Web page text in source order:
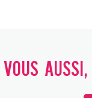
VOUS